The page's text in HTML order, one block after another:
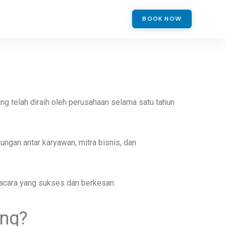
BOOK NOW
telah diraih oleh perusahaan selama satu tahun
antar karyawan, mitra bisnis, dan
yang sukses dan berkesan.